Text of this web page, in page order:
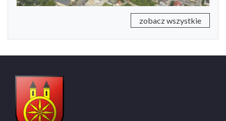
zobacz wszystkie